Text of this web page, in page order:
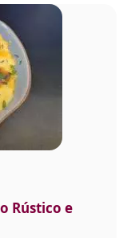
Rústico e